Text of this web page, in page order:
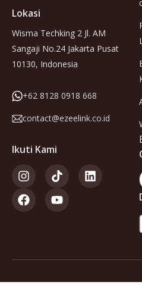
Lokasi
Wisma Techking 2 Jl. AM
Sangaji No.24 Jakarta Pusat
10130, Indonesia
+62 8128 0918 668
contact@ezeelink.co.id
Ikuti Kami